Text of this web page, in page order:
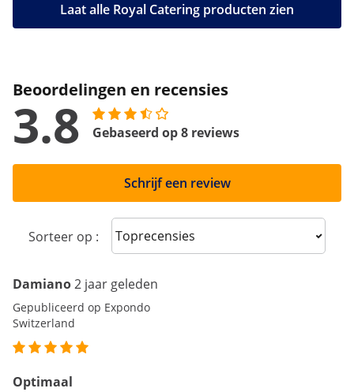
Laat alle Royal Catering producten zien
Beoordelingen en recensies
3.8 Gebaseerd op 8 reviews
Schrijf een review
Sorteer op : Sort reviews
Damiano2 jaar geleden
Gepubliceerd op Expondo
Switzerland
Optimaal